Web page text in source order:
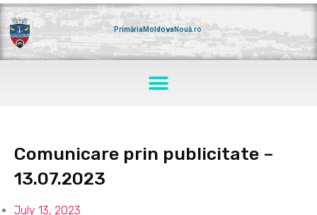
Skip
to
content
PrimăriaMoldovaNouă.ro
Menu
Comunicare prin publicitate –
13.07.2023
July 13, 2023